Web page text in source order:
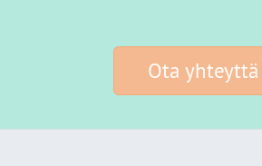
Ota yhteyttä